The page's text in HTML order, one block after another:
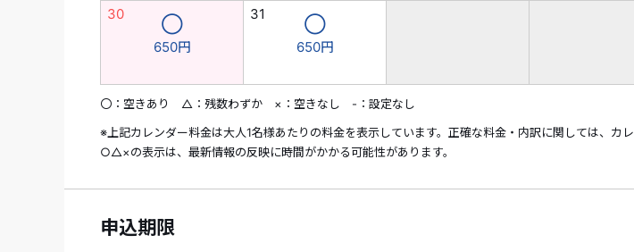
30
◯
650円
31
◯
650円
〇：空きあり △：残数わずか ×：空きなし -：設定なし
※上記カレンダー料金は大人1名様あたりの料金を表示しています。正確な料金・内訳に関しては、カ
○△×の表示は、最新情報の反映に時間がかかる可能性があります。
申込期限